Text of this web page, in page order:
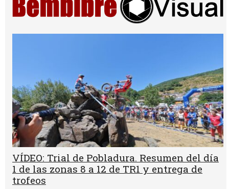
VÍDEO: Trial de Pobladura. Resumen del día
1 de las zonas 8 a 12 de TR1 y entrega de
trofeos